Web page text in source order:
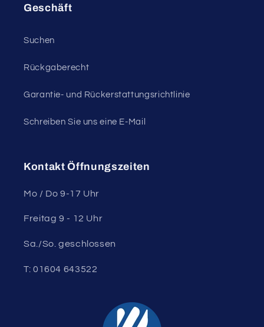
Geschäft
Suchen
Rückgaberecht
Garantie- und Rückerstattungsrichtlinie
Schreiben Sie uns eine E-Mail
Kontakt Öffnungszeiten
Mo / Do 9-17 Uhr
Freitag 9 - 12 Uhr
Sa./So. geschlossen
T: 01604 643522